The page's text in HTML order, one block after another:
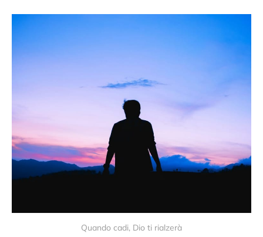
Quando cadi, Dio ti rialzerà